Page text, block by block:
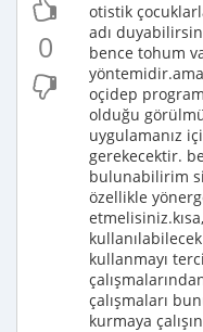
0
otistik
adı
bence tohum
oçidep
olduğu
uygulamanız
gerekecektir.
bulunabilirim
özellikle
kullanmayı
çalışmaları
kurmaya